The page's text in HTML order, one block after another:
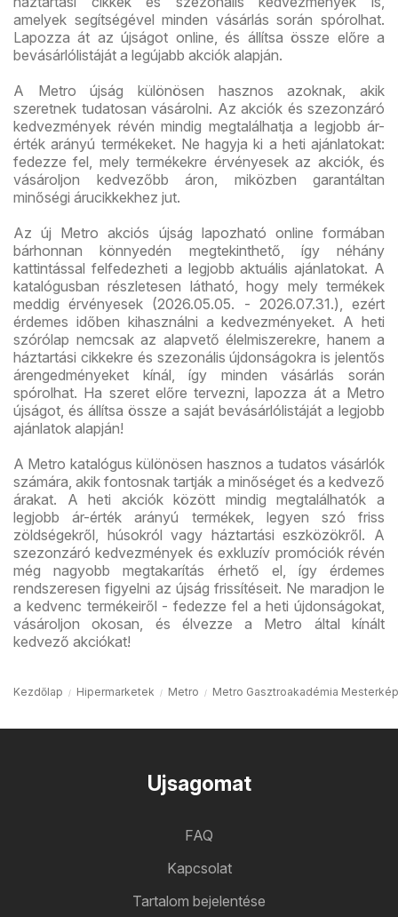
amelyek segítségével minden vásárlás során spórolhat.
Lapozza át az újságot online, és állítsa össze előre a
bevásárlólistáját a legújabb akciók alapján.
A Metro újság különösen hasznos azoknak, akik
szeretnek tudatosan vásárolni. Az akciók és szezonzáró
kedvezmények révén mindig megtalálhatja a legjobb ár-
érték arányú termékeket. Ne hagyja ki a heti ajánlatokat:
fedezze fel, mely termékekre érvényesek az akciók, és
vásároljon kedvezőbb áron, miközben garantáltan
minőségi árucikkekhez jut.
Az új Metro akciós újság lapozható online formában
bárhonnan könnyedén megtekinthető, így néhány
kattintással felfedezheti a legjobb aktuális ajánlatokat. A
katalógusban részletesen látható, hogy mely termékek
meddig érvényesek (2026.05.05. - 2026.07.31.), ezért
érdemes időben kihasználni a kedvezményeket. A heti
szórólap nemcsak az alapvető élelmiszerekre, hanem a
háztartási cikkekre és szezonális újdonságokra is jelentős
árengedményeket kínál, így minden vásárlás során
spórolhat. Ha szeret előre tervezni, lapozza át a Metro
újságot, és állítsa össze a saját bevásárlólistáját a legjobb
ajánlatok alapján!
A Metro katalógus különösen hasznos a tudatos vásárlók
számára, akik fontosnak tartják a minőséget és a kedvező
árakat. A heti akciók között mindig megtalálhatók a
legjobb ár-érték arányú termékek, legyen szó friss
zöldségekről, húsokról vagy háztartási eszközökről. A
szezonzáró kedvezmények és exkluzív promóciók révén
még nagyobb megtakarítás érhető el, így érdemes
rendszeresen figyelni az újság frissítéseit. Ne maradjon le
a kedvenc termékeiről - fedezze fel a heti újdonságokat,
vásároljon okosan, és élvezze a Metro által kínált
kedvező akciókat!
Kezdőlap Hipermarketek Metro Metro Gasztroakadémia
Ujsagomat
FAQ
Kapcsolat
Tartalom bejelentése